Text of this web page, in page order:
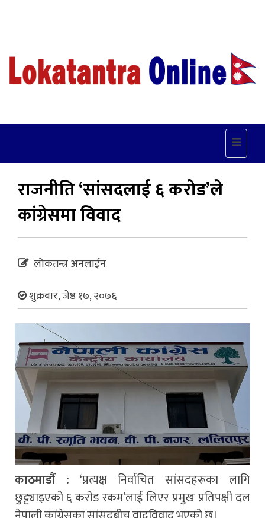
Toggle
राजनीति ‘सांसदलाई ६ करोड’ले
कांग्रेसमा विवाद
लोकतन्त्र अनलाईन
शुक्रबार, जेष्ठ १७, २०७६
काठमाडौं : ‘प्रत्यक्ष निर्वाचित सांसदहरूका लागि
छुट्ट्याइएको ६ करोड रकम’लाई लिएर प्रमुख प्रतिपक्षी दल